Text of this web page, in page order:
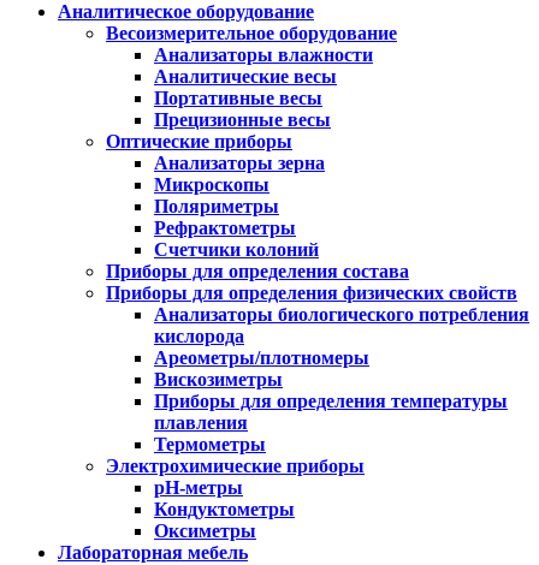
Аналитическое оборудование
Весоизмерительное оборудование
Анализаторы влажности
Аналитические весы
Портативные весы
Прецизионные весы
Оптические приборы
Анализаторы зерна
Микроскопы
Поляриметры
Рефрактометры
Счетчики колоний
Приборы для определения состава
Приборы для определения физических свойств
Анализаторы биологического потребления
кислорода
Ареометры/плотномеры
Вискозиметры
Приборы для определения температуры
плавления
Термометры
Электрохимические приборы
pH-метры
Кондуктометры
Оксиметры
Лабораторная мебель